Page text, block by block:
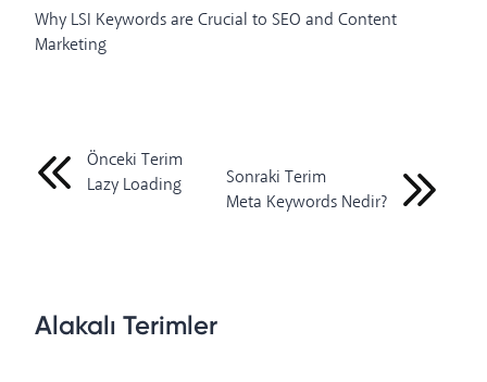
Why LSI Keywords are Crucial to SEO and Content
Marketing
Önceki Terim
Lazy Loading
Sonraki Terim
Meta Keywords Nedir?
Alakalı Terimler